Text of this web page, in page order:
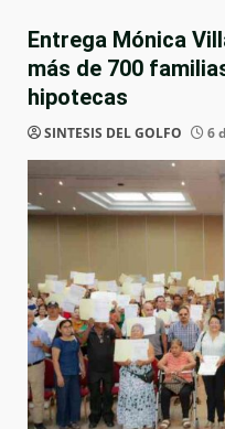
Entrega Mónica
más de 700
hipotecas
SINTESIS DEL GOLFO 6